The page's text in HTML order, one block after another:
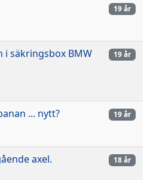
19 år
i säkringsbox BMW
19 år
... nytt? 19 år
axel. 18 år